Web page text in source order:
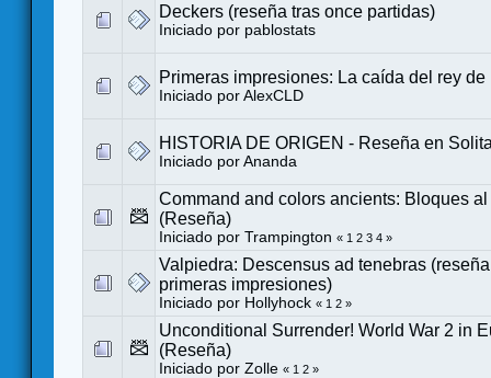
Deckers (reseña tras once partidas)
Iniciado por pablostats
Primeras impresiones: La caída del rey de
Iniciado por AlexCLD
HISTORIA DE ORIGEN - Reseña en
Iniciado por Ananda
Command and colors ancients: Bloques
(Reseña)
Iniciado por Trampington « 1 2 3 4 »
Valpiedra: Descensus ad tenebras
primeras impresiones)
Iniciado por Hollyhock « 1 2 »
Unconditional Surrender! World War 2 in
(Reseña)
Iniciado por Zolle « 1 2 »